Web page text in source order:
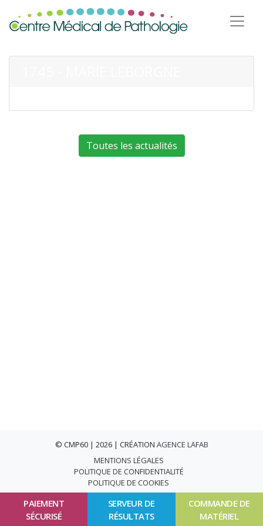
PAIEMENT
SÉCURISÉ
SERVEUR DE
RÉSULTATS
COMMANDE DE
MATÉRIEL
Toutes les actualités
© CMP60 | 2026 | CRÉATION AGENCE LAFAB
MENTIONS LÉGALES
POLITIQUE DE CONFIDENTIALITÉ
POLITIQUE DE COOKIES